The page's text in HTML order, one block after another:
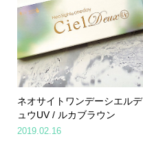
ネオサイトワンデーシエルデ
ュウUV / ルカブラウン
2019.02.16